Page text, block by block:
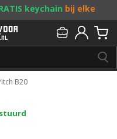
keychain bij elke
! Doe je mee?
01
B20